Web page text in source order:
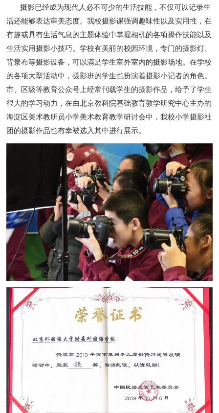
摄影已经成为现代人必不可少的生活技能，不仅可以记录生
活还能够表达审美态度。我校摄影课强调趣味性以及实用性，在
有趣或具有生活气息的主题体验中掌握相机的各项操作技能以及
生活实用摄影小技巧。学校有美丽的校园环境，专门的摄影灯、
背景布等摄影设备，可以满足学生室外室内的摄影场地。在学校
的各项大型活动中，摄影班的学生也扮演着摄影小记者的角色。
市、区级等教育公众号上经常刊载学生的摄影作品，给予了学生
很大的学习动力，在由北京教科院基础教育教学研究中心主办的
海淀区美术教研员小学美术教育教学研讨会中，我校小学摄影社
团的摄影作品也有幸被选入其中进行展示。